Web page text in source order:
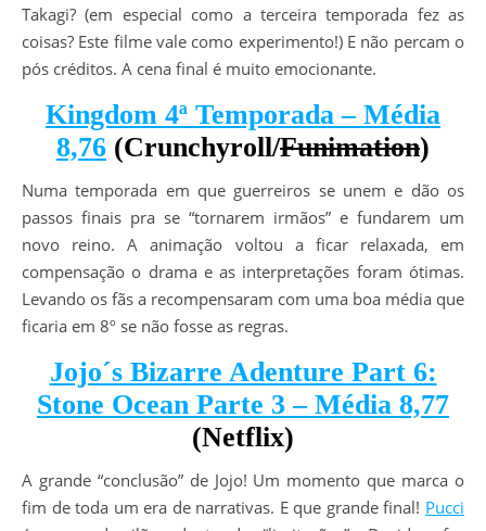
Takagi? (em especial como a terceira temporada fez as
coisas? Este filme vale como experimento!) E não percam o
pós créditos. A cena final é muito emocionante.
Kingdom 4ª Temporada – Média
8,76 (Crunchyroll/Funimation)
Numa temporada em que guerreiros se unem e dão os
passos finais pra se “tornarem irmãos” e fundarem um
novo reino. A animação voltou a ficar relaxada, em
compensação o drama e as interpretações foram ótimas.
Levando os fãs a recompensaram com uma boa média que
ficaria em 8º se não fosse as regras.
Jojo´s Bizarre Adenture Part 6:
Stone Ocean Parte 3 – Média 8,77
(Netflix)
A grande “conclusão” de Jojo! Um momento que marca o
fim de toda um era de narrativas. E que grande final! Pucci